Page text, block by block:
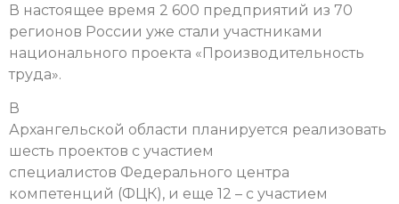
В настоящее время 2 600 предприятий из 70
регионов России уже стали участниками
национального проекта «Производительность
труда».
В
Архангельской области планируется реализовать
шесть проектов с участием
специалистов Федерального центра
компетенций (ФЦК), и еще 12 – с участием